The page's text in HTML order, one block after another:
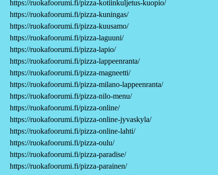
https://ruokafoorumi.fi/pizza-kotiinkuljetus-kuopio/
https://ruokafoorumi.fi/pizza-kuningas/
https://ruokafoorumi.fi/pizza-kuusamo/
https://ruokafoorumi.fi/pizza-laguuni/
https://ruokafoorumi.fi/pizza-lapio/
https://ruokafoorumi.fi/pizza-lappeenranta/
https://ruokafoorumi.fi/pizza-magneetti/
https://ruokafoorumi.fi/pizza-milano-lappeenranta/
https://ruokafoorumi.fi/pizza-nilo-menu/
https://ruokafoorumi.fi/pizza-online/
https://ruokafoorumi.fi/pizza-online-jyvaskyla/
https://ruokafoorumi.fi/pizza-online-lahti/
https://ruokafoorumi.fi/pizza-oulu/
https://ruokafoorumi.fi/pizza-paradise/
https://ruokafoorumi.fi/pizza-parainen/